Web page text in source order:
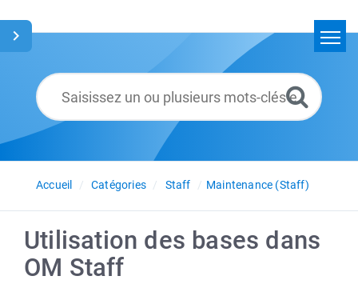
Glossaire
Français
Accueil
Catégories Staff Maintenance (Staff)
Utilisation des bases dans
OM Staff